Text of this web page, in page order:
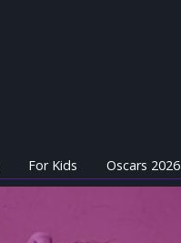
For Kids Oscars 2026